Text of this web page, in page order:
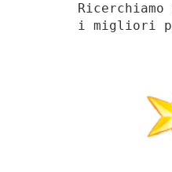
Ricerchiamo
i migliori